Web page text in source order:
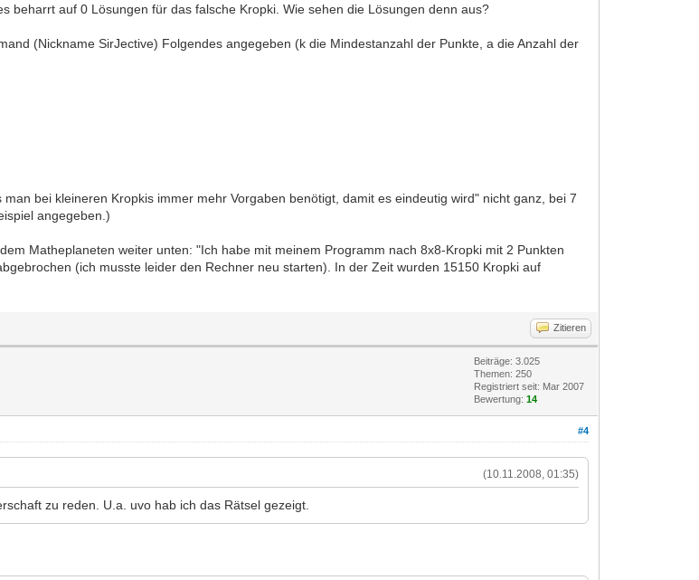
beharrt auf 0 Lösungen für das falsche Kropki. Wie sehen die Lösungen denn aus?
(Nickname SirJective) Folgendes angegeben (k die Mindestanzahl der Punkte, a die Anzahl der
bei kleineren Kropkis immer mehr Vorgaben benötigt, damit es eindeutig wird" nicht ganz, bei 7
angegeben.)
Matheplaneten weiter unten: "Ich habe mit meinem Programm nach 8x8-Kropki mit 2 Punkten
(ich musste leider den Rechner neu starten). In der Zeit wurden 15150 Kropki auf
Zitieren
Beiträge: 3.025
Themen: 250
Registriert seit: Mar 2007
Bewertung:14
#4
(10.11.2008, 01:35)
zu reden. U.a. uvo hab ich das Rätsel gezeigt.